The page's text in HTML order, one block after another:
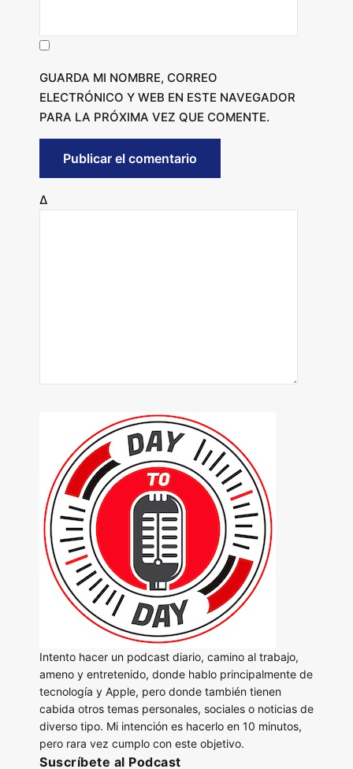
GUARDA MI NOMBRE, CORREO
ELECTRÓNICO Y WEB EN ESTE NAVEGADOR
PARA LA PRÓXIMA VEZ QUE COMENTE.
Δ
Intento hacer un podcast diario, camino al trabajo,
ameno y entretenido, donde hablo principalmente de
tecnología y Apple, pero donde también tienen
cabida otros temas personales, sociales o noticias de
diverso tipo. Mi intención es hacerlo en 10 minutos,
pero rara vez cumplo con este objetivo.
Suscríbete al Podcast